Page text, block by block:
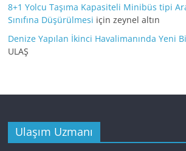
8+1 Yolcu Taşıma Kapasiteli Minibüs tipi
Sınıfına Düşürülmesi içinzeynel altın
Denize Yapılan İkinci Havalimanında Yeni
ULAŞ
Ulaşım Uzmanı